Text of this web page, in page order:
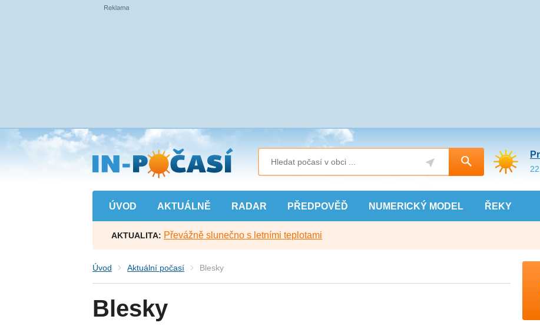
Přejít
na
hlavní
obsah
ÚVOD AKTUÁLNĚ RADAR PŘEDPOVĚĎ NUMERICKÝ MODEL ŘEKY
AKTUALITA: Převážně slunečno s letními teplotami
Úvod Aktuální počasí Blesky
Blesky